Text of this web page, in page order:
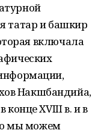
татар и башкир
включала
Накшбандийа,
конце XVIII в. и в
мы можем